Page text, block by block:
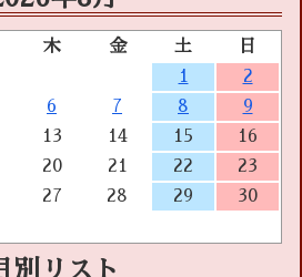
木 金 土
日
1
2
6 7 8
9
13 14 15
16
20 21 22
23
27 28 29
30
別リスト